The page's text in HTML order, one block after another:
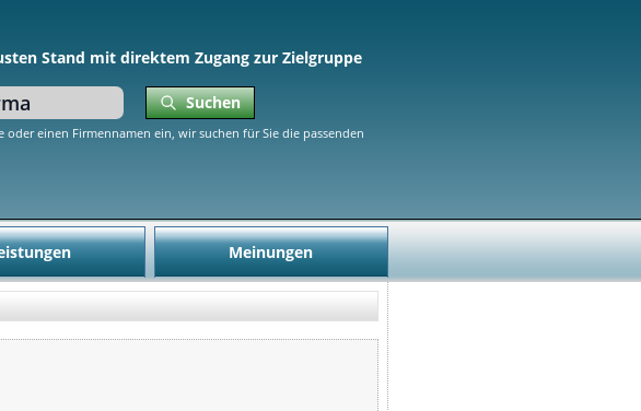
Stand mit direktem Zugang zur Zielgruppe
Suchen
oder einen Firmennamen ein, wir suchen für Sie die passenden
Meinungen